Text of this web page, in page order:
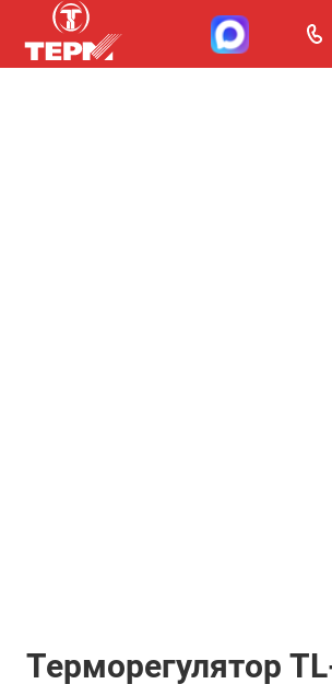
Терморегулятор